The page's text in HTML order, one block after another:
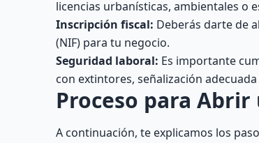
licencias urbanísticas, ambientales o
Inscripción fiscal: Deberás darte de
(NIF) para tu negocio.
Seguridad laboral: Es importante
con extintores, señalización
Proceso para
A continuación, te explicamos los